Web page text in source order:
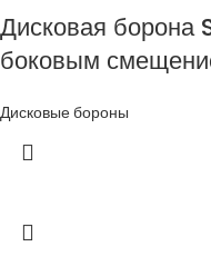
Дисковая борона
боковым
Дисковые бороны